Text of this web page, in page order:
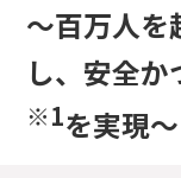
〜百万人を
し、安全
※1を実現〜